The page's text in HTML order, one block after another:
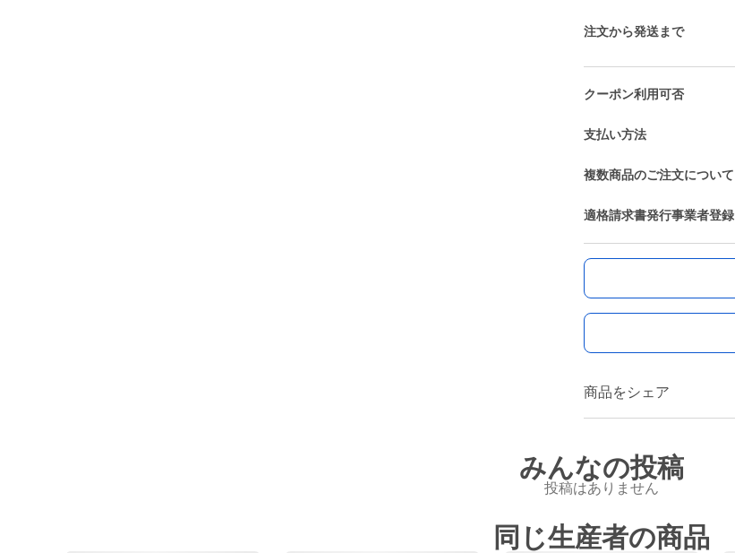
注文から発送まで
クーポン利用可否
支払い方法
複数商品のご注文について
適格請求書発行事業者登録
商品をシェア
みんなの投稿
投稿はありません
同じ生産者の商品